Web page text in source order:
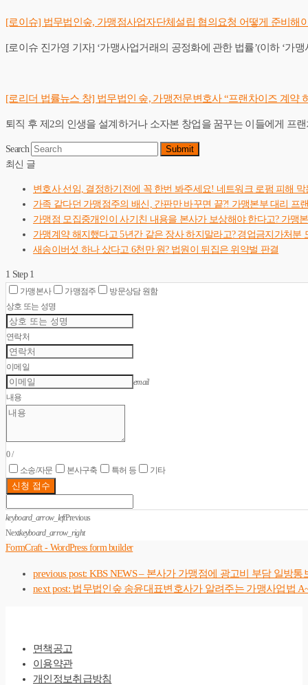
[로이슈] 법무법인숲, 가맹점사업자단체설립 협의요청 어떻게 준비해
[로이슈 진가영 기자] ‘가맹사업거래의 공정화에 관한 법률’(이하 ‘가
[로리더 법률뉴스 창] 법무법인 숲, 가맹전문변호사 “프랜차이즈 계약
퇴직 후 제2의 인생을 설계하거나 소자본 창업을 꿈꾸는 이들에게 프
Search
Submit
최신 글
변호사 선임, 결정하기전에 꼭 한번 봐주세요! 네트워크 로펌 피해 막
가족 같다던 가맹점주의 배신, 간판만 바꾸면 끝?! 가맹본부 대리 프
가맹점 모집중개인이 사기친 내용을 본사가 보상해야 한다고? 가맹
가맹계약 해지했다고 5년간 같은 장사 하지말라고? 경업금지가처분
새송이버섯 하나 샀다고 6천만 원? 법원이 뒤집은 위약벌 판결
1 Step 1
가맹본사 가맹점주
방문상담 원함
상호 또는 성명
연락처
이메일
email
내용
0/
소송/자문
본사구축 특허 등 기타
신청 접수
keyboard_arrow_leftPrevious
Nextkeyboard_arrow_right
FormCraft - WordPress form builder
previous post: KBS NEWS – 본사가 가맹점에 광고비 부담 일방통
next post: 법무법인숲 송윤대표변호사가 알려주는 가맹사업법
면책공고
이용약관
개인정보취급방침